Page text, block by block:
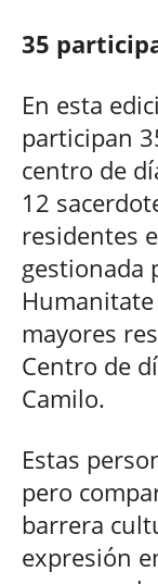
35
En esta
participan
centro de
12
residentes
gestionada
mayores
Centro de
Camilo.
Estas
pero
barrera
expresión